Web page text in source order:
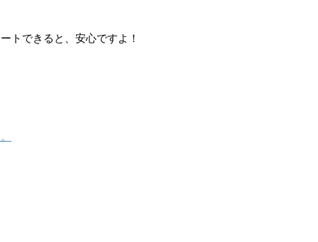
トできると、安心ですよ！